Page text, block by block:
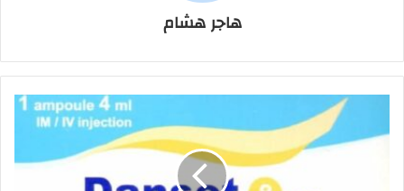
هاجر هشام